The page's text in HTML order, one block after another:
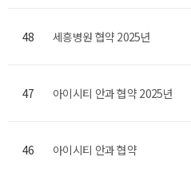
48 세흥병원 협약 2025년
47 아이시티 안과 협약 2025년
46 아이시티 안과 협약